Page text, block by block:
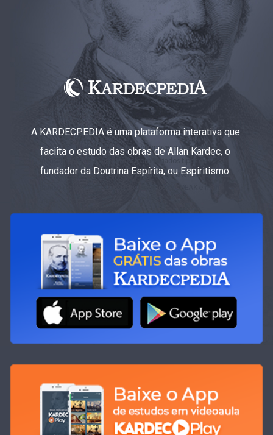
A KARDECPEDIA é uma plataforma interativa que
faciita o estudo das obras de Allan Kardec, o
fundador da Doutrina Espírita, ou Espiritismo.